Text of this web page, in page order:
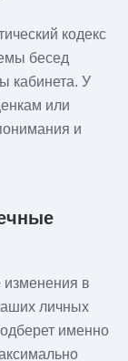
кодекс
бесед
кабинета. У
или
и
в
личных
именно